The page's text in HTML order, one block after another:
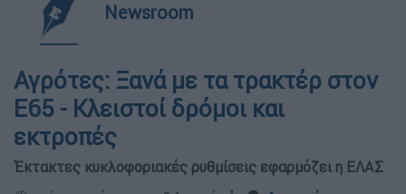
Newsroom
Αγρότες: Ξανά με τα τρακτέρ στον
Ε65 - Κλειστοί δρόμοι και
εκτροπές
Έκτακτες κυκλοφοριακές ρυθμίσεις εφαρμόζει η ΕΛΑΣ